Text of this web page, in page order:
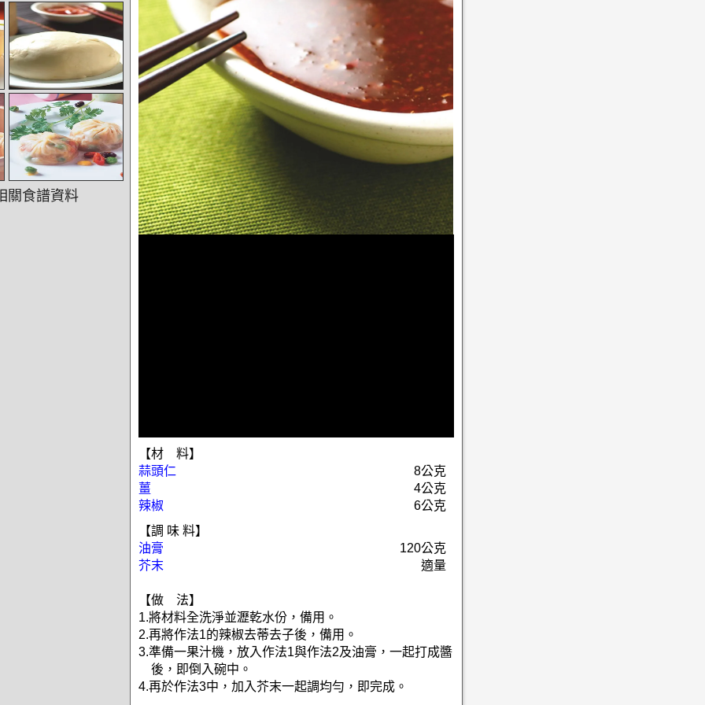
【材 料】
蒜頭仁
8公克
薑
4公克
辣椒
6公克
【調 味 料】
油膏
120公克
芥末
適量
【做 法】
1.將材料全洗淨並瀝乾水份，備用。
2.再將作法1的辣椒去蒂去子後，備用。
3.準備一果汁機，放入作法1與作法2及油膏，一起打成醬
後，即倒入碗中。
4.再於作法3中，加入芥末一起調均勻，即完成。
關食譜資料